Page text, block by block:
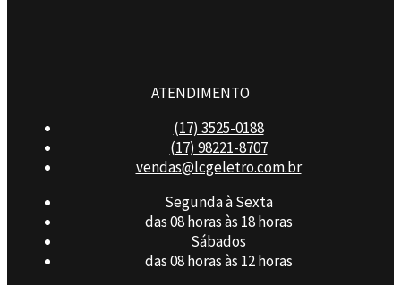
ATENDIMENTO
(17) 3525-0188
(17) 98221-8707
vendas@lcgeletro.com.br
Segunda à Sexta
das 08 horas às 18 horas
Sábados
das 08 horas às 12 horas